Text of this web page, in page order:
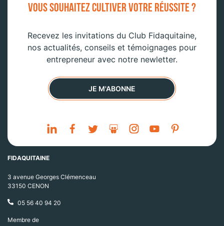
VOUS SOUHAITEZ CULTIVER VOTRE RÉUSSITE ?
Recevez les invitations du Club Fidaquitaine,
nos actualités, conseils et témoignages pour
entrepreneur avec notre newletter.
JE M'ABONNE
FIDAQUITAINE
3 avenue Georges Clémenceau
33150 CENON
05 56 40 94 20
Membre de